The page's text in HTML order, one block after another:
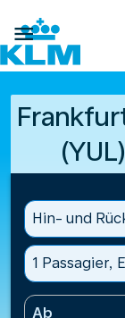

Hin- und
1 Passagier,
Ab